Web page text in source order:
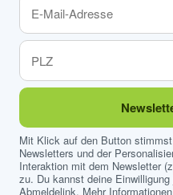
Mit Klick auf den Button
Newsletters und der
Interaktion mit dem Newsletter
zu. Du kannst deine
Abmeldelink. Mehr